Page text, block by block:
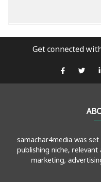
Get connected
samachar4media was
publishing niche,
marketing,